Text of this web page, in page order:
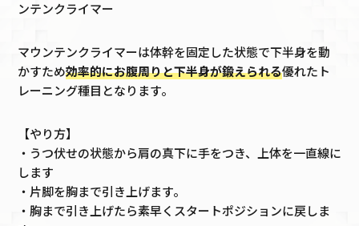
ンテンクライマー
マウンテンクライマーは体幹を固定した状態で下半身を動
かすため効率的にお腹周りと下半身が鍛えられる優れたト
レーニング種目となります。
【やり方】
・うつ伏せの状態から肩の真下に手をつき、上体を一直線に
します
・片脚を胸まで引き上げます。
・胸まで引き上げたら素早くスタートポジションに戻しま